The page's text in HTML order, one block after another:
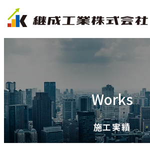
Works
施工実績